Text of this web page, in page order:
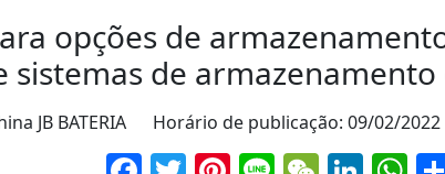
opções de
sistemas de
JB BATERIA Horário de publicação: 09/02/